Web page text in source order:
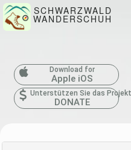
SCHWARZWALD
WANDERSCHUH
Download for
Apple iOS
Unterstützen Sie das Projekt
DONATE